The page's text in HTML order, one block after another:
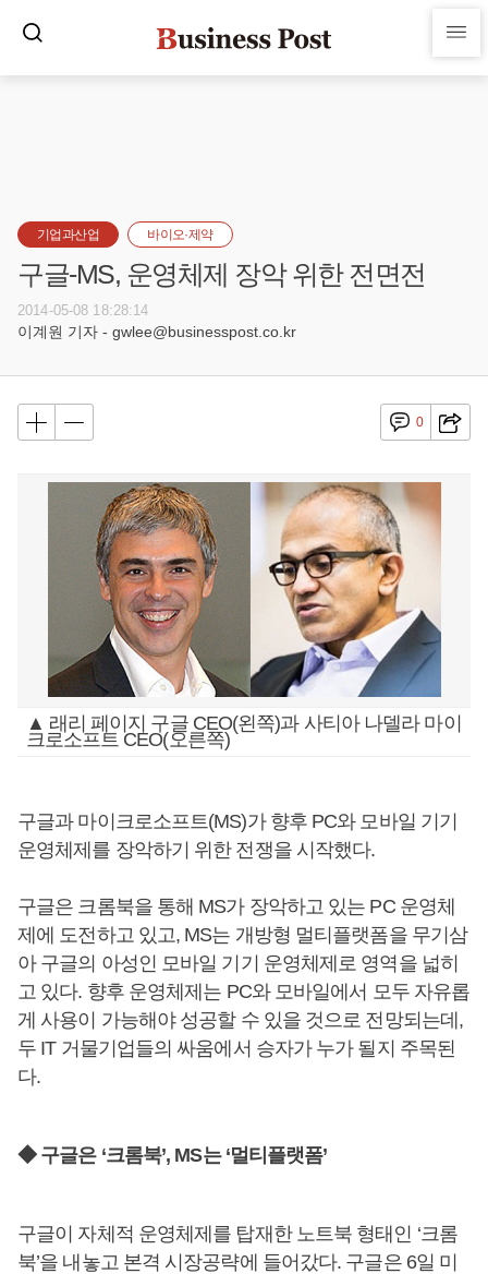
기업과산업 바이오·제약
구글-MS, 운영체제 장악 위한 전면전
2014-05-08 18:28:14
이계원 기자 - gwlee@businesspost.co.kr
0
▲ 래리 페이지 구글 CEO(왼쪽)과 사티아 나델라 마이
크로소프트 CEO(오른쪽)
구글과 마이크로소프트(MS)가 향후 PC와 모바일 기기
운영체제를 장악하기 위한 전쟁을 시작했다.
구글은 크롬북을 통해 MS가 장악하고 있는 PC 운영체
제에 도전하고 있고, MS는 개방형 멀티플랫폼을 무기삼
아 구글의 아성인 모바일 기기 운영체제로 영역을 넓히
고 있다. 향후 운영체제는 PC와 모바일에서 모두 자유롭
게 사용이 가능해야 성공할 수 있을 것으로 전망되는데,
두 IT 거물기업들의 싸움에서 승자가 누가 될지 주목된
다.
◆ 구글은 ‘크롬북’, MS는 ‘멀티플랫폼’
구글이 자체적 운영체제를 탑재한 노트북 형태인 ‘크롬
북’을 내놓고 본격 시장공략에 들어갔다. 구글은 6일 미